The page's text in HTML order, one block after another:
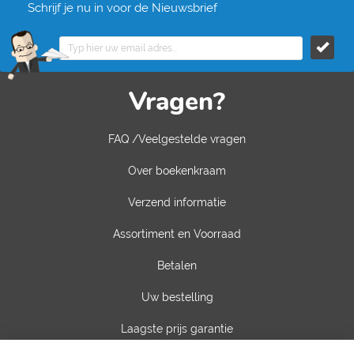
Schrijf je nu in voor de Nieuwsbrief
Vragen?
FAQ /Veelgestelde vragen
Over boekenkraam
Verzend informatie
Assortiment en Voorraad
Betalen
Uw bestelling
Laagste prijs garantie